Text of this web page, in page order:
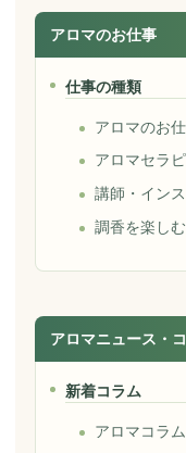
アロマのお仕事
仕事の種類
アロマのお
アロマセラ
講師・イン
調香を楽しむ
アロマニュース・
新着コラム
アロマコラム